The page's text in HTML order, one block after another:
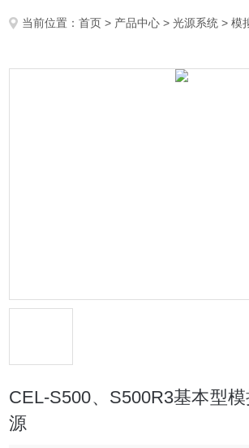
当前位置：首页 > 产品中心 >光源系统 >模
CEL-S500、S500R3基本型
源